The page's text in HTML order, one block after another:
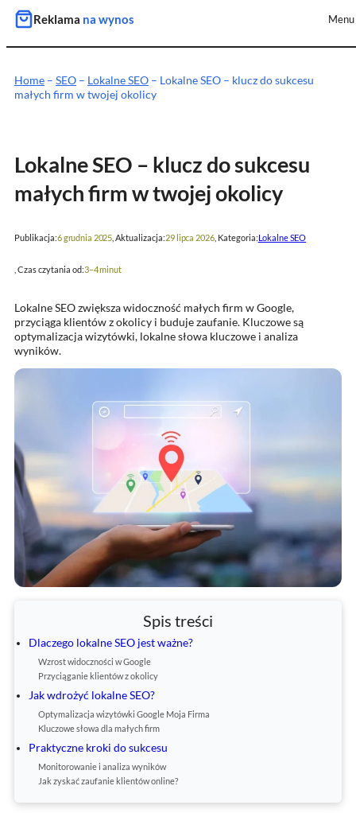
Przejdź
do
treści
Reklama na wynos Menu
Home – SEO – Lokalne SEO – Lokalne SEO – klucz do sukcesu
małych firm w twojej okolicy
Spis treści
Dlaczego lokalne SEO jest ważne?
Wzrost widoczności w Google
Przyciąganie klientów z okolicy
Jak wdrożyć lokalne SEO?
Optymalizacja wizytówki Google Moja Firma
Kluczowe słowa dla małych firm
Praktyczne kroki do sukcesu
Monitorowanie i analiza wyników
Jak zyskać zaufanie klientów online?
Lokalne SEO – klucz do sukcesu
małych firm w twojej okolicy
Publikacja:6 grudnia 2025 , Aktualizacja:29 lipca 2026, Kategoria:Lokalne SEO
, Czas czytania od:3–4 minut
Lokalne SEO zwiększa widoczność małych firm w Google,
przyciąga klientów z okolicy i buduje zaufanie. Kluczowe są
optymalizacja wizytówki, lokalne słowa kluczowe i analiza
wyników.